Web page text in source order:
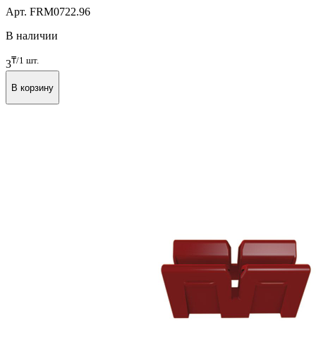
Арт. FRM0722.96
В наличии
3₸/1 шт.
В корзину